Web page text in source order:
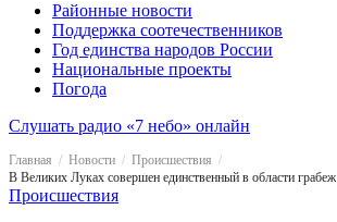
Районные новости
Поддержка соотечественников
Год единства народов России
Национальные проекты
Погода
Слушать радио «7 небо» онлайн
Главная Новости
Происшествия
В Великих Луках совершен единственный в области грабеж
Происшествия